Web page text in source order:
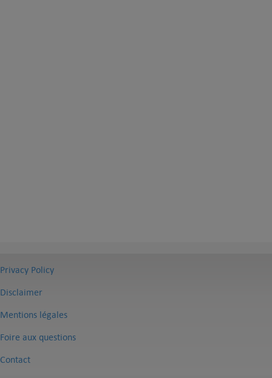
Privacy Policy
Disclaimer
Mentions légales
Foire aux questions
Contact